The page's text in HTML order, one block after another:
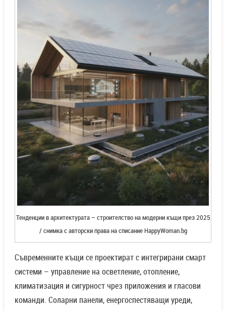
Тенденции в архитектурата – строителство на модерни къщи през 2025
/ снимка с авторски права на списание HappyWoman.bg
Съвременните къщи се проектират с интегрирани смарт
системи – управление на осветление, отопление,
климатизация и сигурност чрез приложения и гласови
команди. Соларни панели, енергоспестяващи уреди,